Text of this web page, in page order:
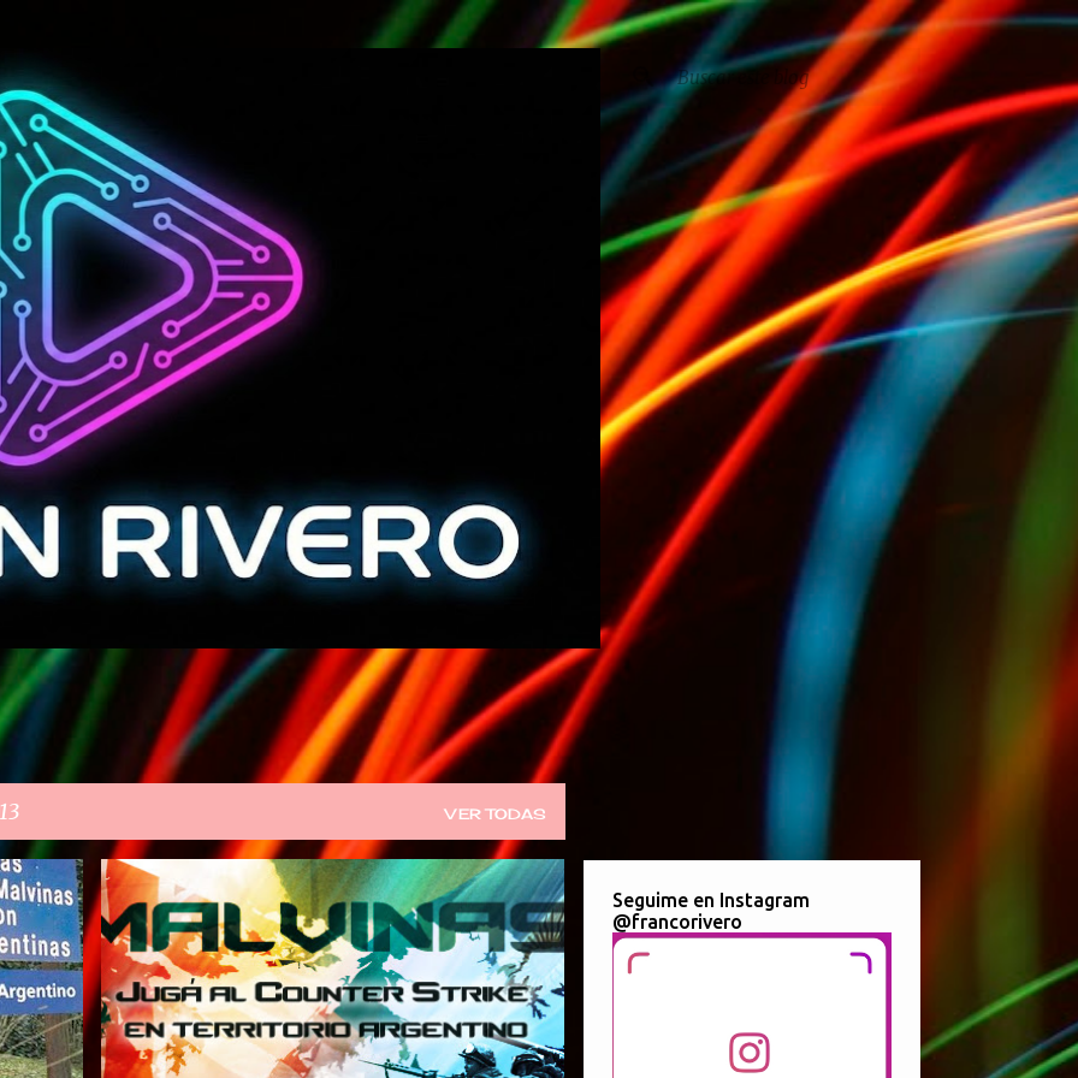
Ir al contenido principal
VER TODAS
Seguime en Instagram
@francorivero